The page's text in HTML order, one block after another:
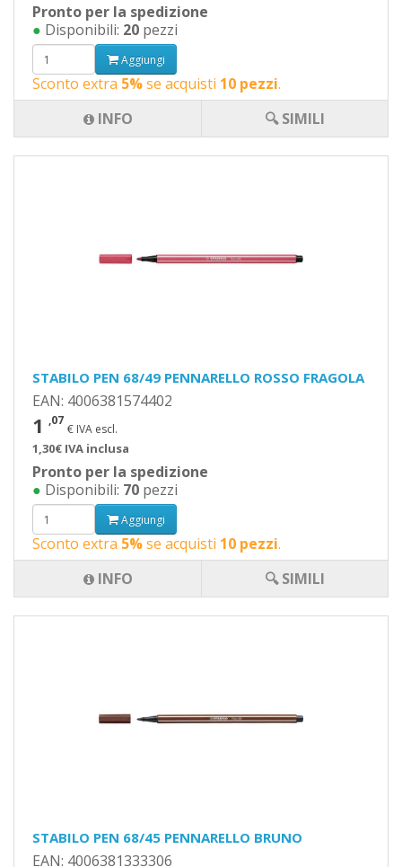
Pronto per la spedizione
● Disponibili: 20 pezzi
Aggiungi
Sconto extra 5%se acquisti 10 pezzi.
INFO
🔍 SIMILI
STABILO PEN 68/49 PENNARELLO ROSSO FRAGOLA
EAN: 4006381574402
1 ,07
€ IVA escl.
1,30€ IVA inclusa
Pronto per la spedizione
● Disponibili: 70 pezzi
Aggiungi
Sconto extra 5%se acquisti 10 pezzi.
INFO
🔍 SIMILI
STABILO PEN 68/45 PENNARELLO BRUNO
EAN: 4006381333306